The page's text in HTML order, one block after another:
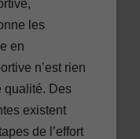
les
en
n’est rien
qualité. Des
existent
de l’effort